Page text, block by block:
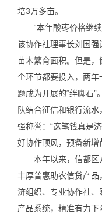
培3万多亩。
“本年酸枣价格继续
该协作社理事长刘国
苗木繁育面积。但是
个环节都要投入，两年
题成为开展的“绊脚石”
队结合征信和银行流
强称誉：“这笔钱真是
好协作顶风，预备新增
本年以来，信都区
丰厚普惠助农信贷产
济组织、专业协作社
产品系统，精准有力下